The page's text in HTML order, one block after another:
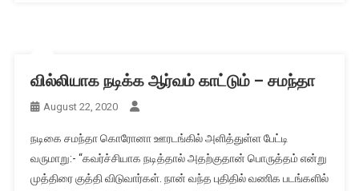
வில்லியாக நடிக்க ஆர்வம் காட்டும் – சமந்தா
August 22, 2020
நடிகை சமந்தா கொரோனா ஊரடங்கில் அளித்துள்ள பேட்டி
வருமாறு:- “கவர்ச்சியாக நடித்தால் அதற்குதான் பொருத்தம் என்று
முத்திரை குத்தி விடுவார்கள். நான் வந்த புதிதில் வணிக படங்களில்